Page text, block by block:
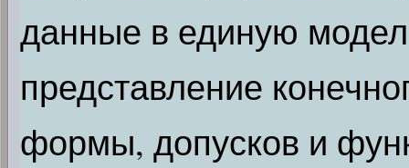
данные в единую
представление
формы, допусков и